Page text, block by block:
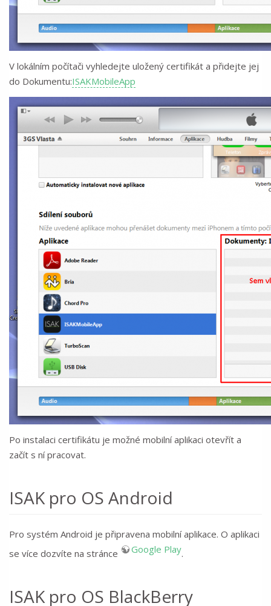
V lokálním počítači vyhledejte uložený certifikát a přidejte jej
do Dokumentu:ISAKMobileApp
Po instalaci certifikátu je možné mobilní aplikaci otevřít a
začít s ní pracovat.
ISAK pro OS Android
Pro systém Android je připravena mobilní aplikace. O aplikaci
se více dozvíte na stránce
Google Play.
ISAK pro OS BlackBerry